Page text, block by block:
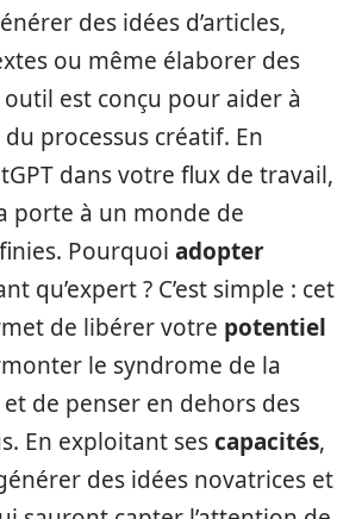
des idées d’articles,
ou même élaborer des
outil est conçu pour aider à
processus créatif. En
dans votre flux de travail,
porte à un monde de
Pourquoi adopter
qu’expert ? C’est simple : cet
de libérer votre potentiel
le syndrome de la
de penser en dehors des
En exploitant sescapacités,
des idées novatrices et